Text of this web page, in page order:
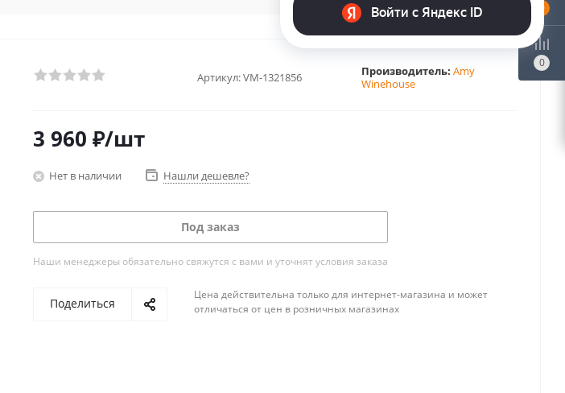
Артикул:VM-1321856 Производитель: Amy
Winehouse
3 960 ₽/шт
Нет в наличии Нашли дешевле?
Под заказ
Наши менеджеры обязательно свяжутся с вами и уточнят условия заказа
Поделиться
Цена действительна только для интернет-магазина и может
отличаться от цен в розничных магазинах
0
0